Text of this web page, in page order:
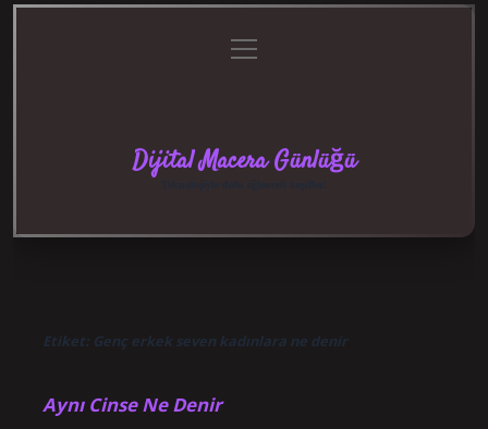
menüyü
aç
Dijital Macera Günlüğü
Etiket: Genç erkek seven kadınlara ne denir
Aynı Cinse Ne Denir